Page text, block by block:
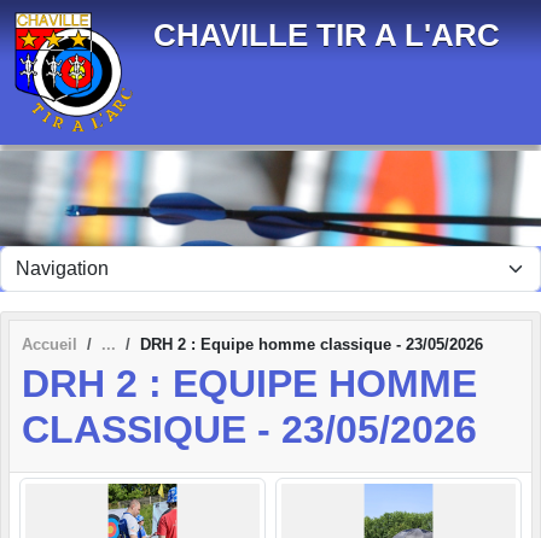
CHAVILLE TIR A L'ARC
Accueil DRH 2 : Equipe homme classique - 23/05/2026
DRH 2 : EQUIPE HOMME
CLASSIQUE - 23/05/2026
Panneau de gestion des cookies